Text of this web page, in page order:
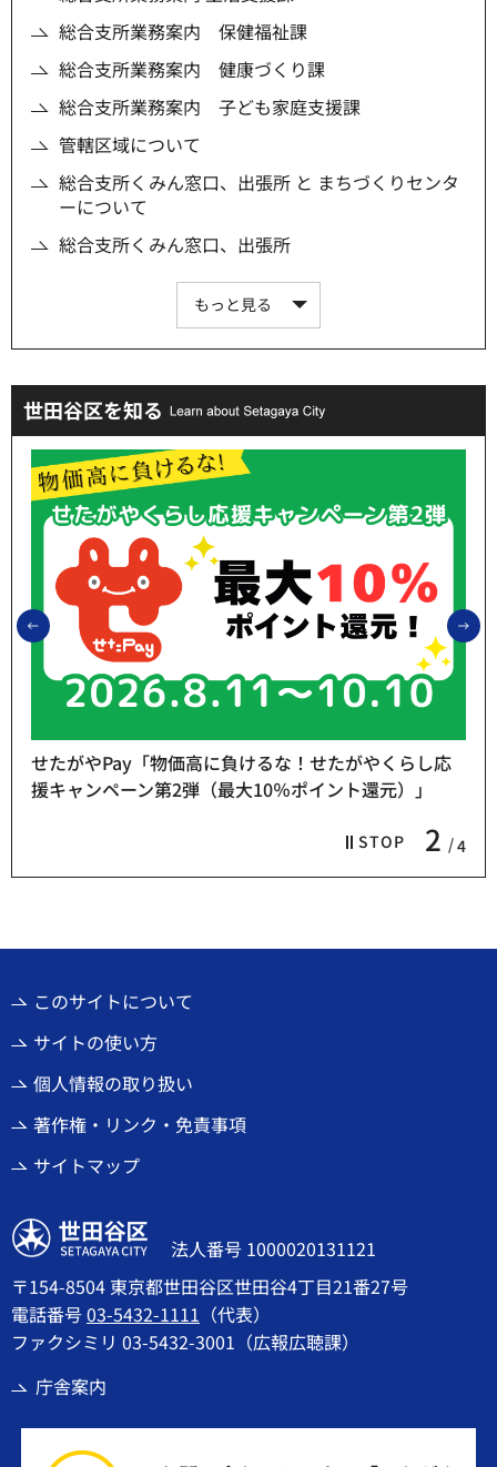
総合支所業務案内 保健福祉課
総合支所業務案内 健康づくり課
総合支所業務案内 子ども家庭支援課
管轄区域について
総合支所くみん窓口、出張所 と まちづくりセンタ
ーについて
総合支所くみん窓口、出張所
もっと見る
世田谷区を知る
前のスライドを表示
STOP 2 4
せたがやPay「物価高に負けるな！せたがやくらし応
援キャンペーン第2弾（最大10％ポイント還元）」
このサイトについて
サイトの使い方
個人情報の取り扱い
著作権・リンク・免責事項
サイトマップ
世田谷区
法人番号 1000020131121
〒154-8504 東京都世田谷区世田谷4丁目21番27号
電話番号03-5432-1111 （代表）
ファクシミリ 03-5432-3001（広報広聴課）
庁舎案内